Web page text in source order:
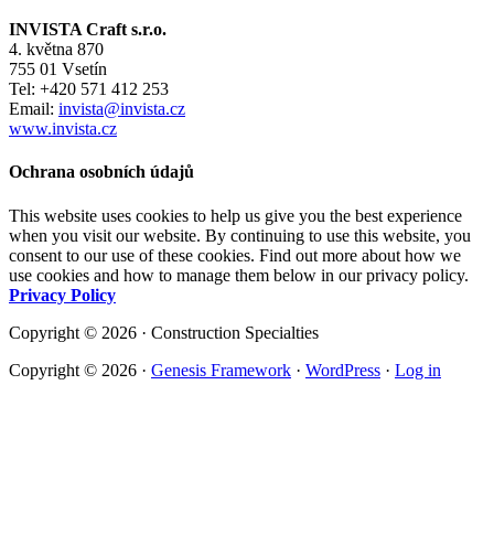
INVISTA Craft s.r.o.
4. května 870
755 01 Vsetín
Tel: +420 571 412 253
Email: invista@invista.cz
www.invista.cz
Ochrana osobních údajů
This website uses cookies to help us give you the best experience
when you visit our website. By continuing to use this website, you
consent to our use of these cookies. Find out more about how we
use cookies and how to manage them below in our privacy policy.
Privacy Policy
Copyright © 2026 · Construction Specialties
Copyright © 2026 · Genesis Framework · WordPress · Log in